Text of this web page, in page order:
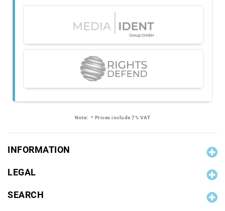
Note: * Prices include 7% VAT
INFORMATION
LEGAL
SEARCH